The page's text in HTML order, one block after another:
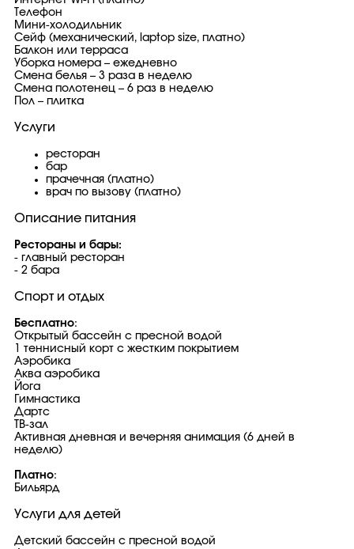
Телефон
Мини-холодильник
Сейф (механический, laptop size, платно)
Балкон или терраса
Уборка номера – ежедневно
Смена белья – 3 раза в неделю
Смена полотенец – 6 раз в неделю
Пол – плитка
Услуги
ресторан
бар
прачечная (платно)
врач по вызову (платно)
Описание питания
Рестораны и бары:
- главный ресторан
- 2 бара
Спорт и отдых
Бесплатно:
Открытый бассейн с пресной водой
1 теннисный корт с жестким покрытием
Аэробика
Аква аэробика
Йога
Гимнастика
Дартс
ТВ-зал
Активная дневная и вечерняя анимация (6 дней в
неделю)
Платно:
Бильярд
Услуги для детей
Детский бассейн с пресной водой